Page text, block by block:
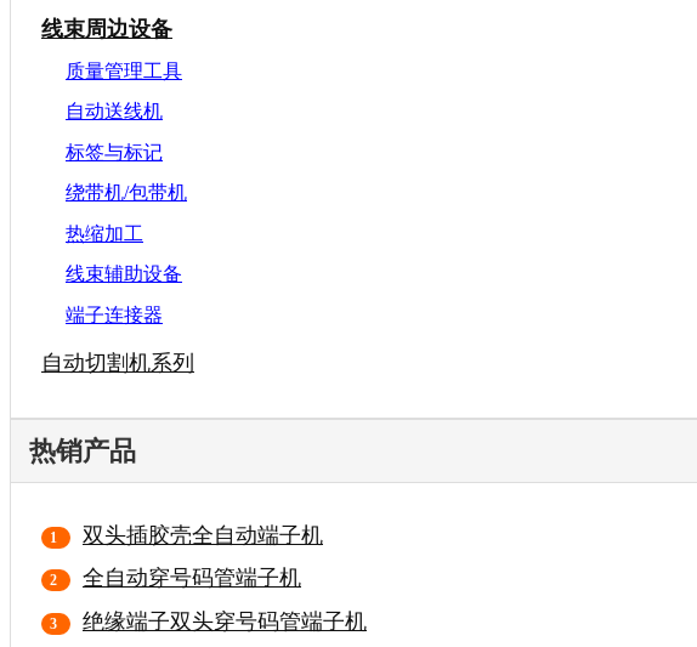
线束周边设备
质量管理工具
自动送线机
标签与标记
绕带机/包带机
热缩加工
线束辅助设备
端子连接器
自动切割机系列
热销产品
双头插胶壳全自动端子机
全自动穿号码管端子机
绝缘端子双头穿号码管端子机